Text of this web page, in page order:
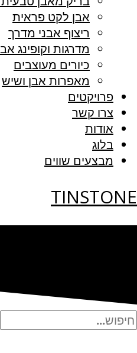
אבן לקט פראית
ריצוף אבני מדרך
מדרגות וקופינג
כיורים מעוצבים
מאפרות אבן ושיש
פרויקטים
צרו קשר
אודות
בלוג
מבצעים שווים
TINSTONE